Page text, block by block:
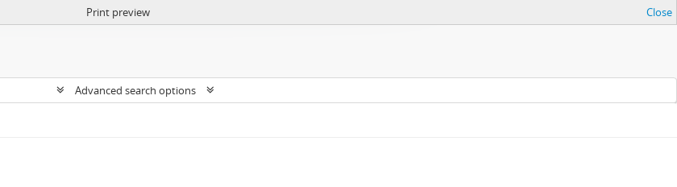
Print preview Close
Advanced search options